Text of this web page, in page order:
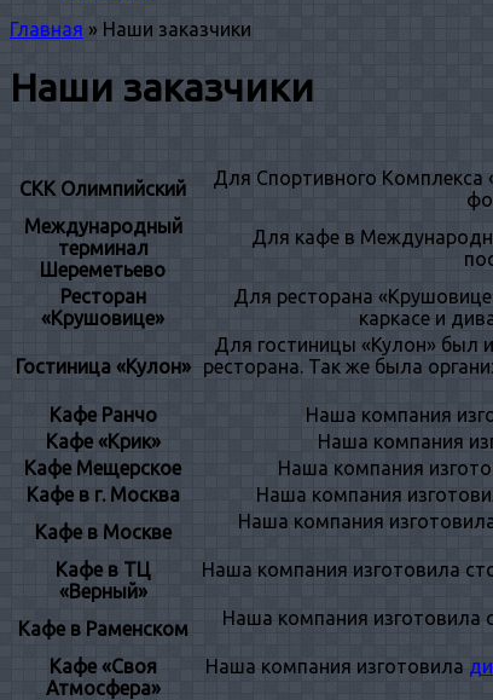
Главная » Наши заказчики
Наши заказчики
СКК Олимпийский
Для Спортивного Комплекса
Международный
терминал
Шереметьево
Для кафе в
Ресторан
«Крушовице»
Для ресторана
каркасе и
Гостиница «Кулон»
Для гостиницы «Кулон» был
ресторана. Так же была
Кафе Ранчо
Наша компания
Кафе «Крик»
Наша компания
Кафе Мещерское
Наша компания
Кафе в г. Москва
Наша компания
Кафе в Москве
Наша компания
Кафе в ТЦ
«Верный»
Наша компания изготовила
Кафе в Раменском
Наша компания изготовила
Кафе «Своя
Атмосфера»
Наша компания изготовила